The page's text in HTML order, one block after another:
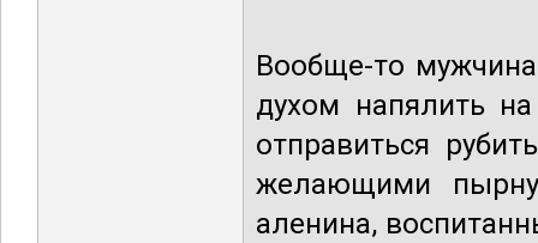
Вообще-то
духом напялить
отправиться
желающими
аленина,